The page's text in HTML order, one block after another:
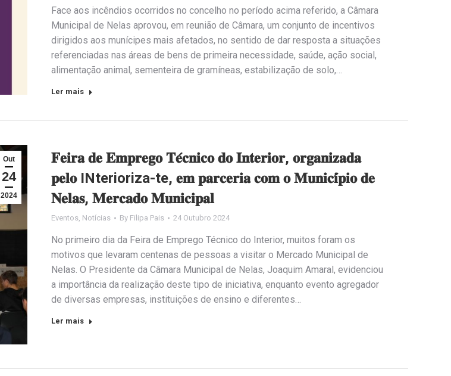
Face aos incêndios ocorridos no concelho no período acima referido, a Câmara
Municipal de Nelas aprovou, em reunião de Câmara, um conjunto de incentivos
dirigidos aos munícipes mais afetados, no sentido de dar resposta a situações
referenciadas nas áreas de bens de primeira necessidade, saúde, ação social,
alimentação animal, sementeira de gramíneas, estabilização de solo,…
Ler mais
Out
24
2024
𝐅𝐞𝐢𝐫𝐚 𝐝𝐞 𝐄𝐦𝐩𝐫𝐞𝐠𝐨 𝐓𝐞́𝐜𝐧𝐢𝐜𝐨 𝐝𝐨 𝐈𝐧𝐭𝐞𝐫𝐢𝐨𝐫, 𝐨𝐫𝐠𝐚𝐧𝐢𝐳𝐚𝐝𝐚
𝐩𝐞𝐥𝐨 INterioriza-te, 𝐞𝐦 𝐩𝐚𝐫𝐜𝐞𝐫𝐢𝐚 𝐜𝐨𝐦 𝐨 𝐌𝐮𝐧𝐢𝐜𝐢́𝐩𝐢𝐨 𝐝𝐞
𝐍𝐞𝐥𝐚𝐬, 𝐌𝐞𝐫𝐜𝐚𝐝𝐨 𝐌𝐮𝐧𝐢𝐜𝐢𝐩𝐚𝐥
Eventos, Notícias By Filipa Pais 24 Outubro 2024
No primeiro dia da Feira de Emprego Técnico do Interior, muitos foram os
motivos que levaram centenas de pessoas a visitar o Mercado Municipal de
Nelas. O Presidente da Câmara Municipal de Nelas, Joaquim Amaral, evidenciou
a importância da realização deste tipo de iniciativa, enquanto evento agregador
de diversas empresas, instituições de ensino e diferentes…
Ler mais